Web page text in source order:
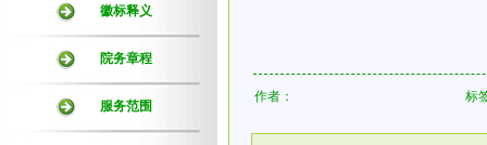
徽标释义
院务章程
服务范围
作者： 标